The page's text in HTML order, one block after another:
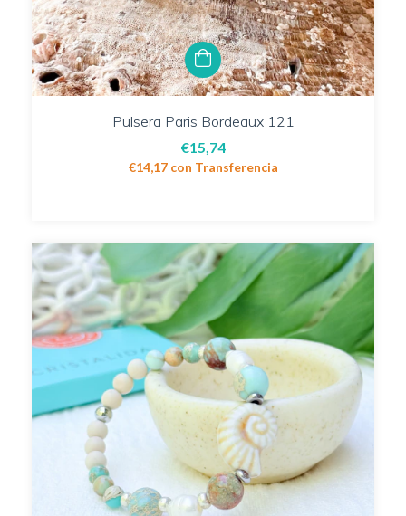
Pulsera Paris Bordeaux 121
€15,74
€14,17 con Transferencia